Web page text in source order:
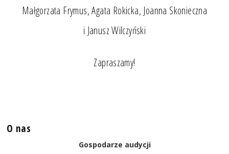
Małgorzata Frymus, Agata Rokicka, Joanna Skonieczna
i Janusz Wilczyński
Zapraszamy!
O nas
Gospodarze audycji